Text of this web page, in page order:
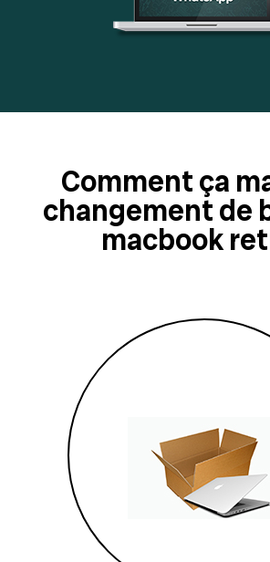
Comment ça
changement de
macbook